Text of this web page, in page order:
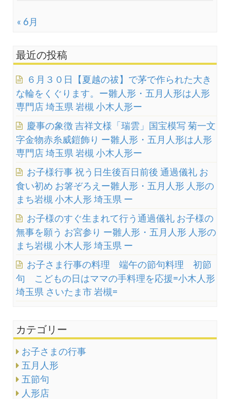
« 6月
最近の投稿
６月３０日【夏越の祓】で茅で作られた大き
な輪をくぐります。ー雛人形・五月人形は人形
専門店 埼玉県 岩槻 小木人形ー
慶事の象徴 吉祥文様「瑞雲」国宝模写 菊一文
字金物赤糸威鎧飾り ー雛人形・五月人形は人形
専門店 埼玉県 岩槻 小木人形ー
お子様行事 祝う日生後百日前後 通過儀礼 お
食い初め お箸ぞろえー雛人形・五月人形 人形の
まち岩槻 小木人形 埼玉県 ー
お子様のすぐ生まれて行う通過儀礼 お子様の
無事を願う お宮参り ー雛人形・五月人形 人形の
まち岩槻 小木人形 埼玉県 ー
お子さま行事の料理 端午の節句料理 初節
句 こどもの日はママの手料理を応援=小木人形
埼玉県 さいたま市 岩槻=
カテゴリー
お子さまの行事
五月人形
五節句
人形店